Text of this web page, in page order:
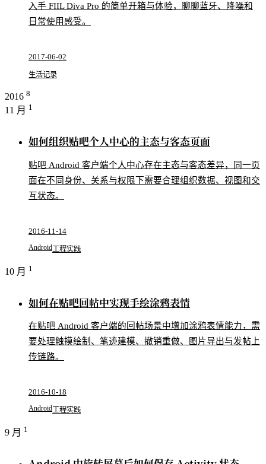
入手 FIIL Diva Pro 的简单开箱与体验，聊聊蓝牙、降噪和
日常使用感受。
2017-06-02
生活记录
2016 8
11 月 1
如何组织贴吧个人中心的主态与客态页面
贴吧 Android 客户端个人中心存在主态与客态差异，同一页
面在不同身份、关系与权限下需要合理组织数据、视图和交
互状态。
2016-11-14
Android工程实践
10 月 1
如何在贴吧回帖中实现手绘涂鸦表情
在贴吧 Android 客户端的回帖场景中增加涂鸦表情能力，需
要处理触摸绘制、笔迹建模、撤销重做、图片导出与发帖上
传链路。
2016-10-18
Android工程实践
9 月 1